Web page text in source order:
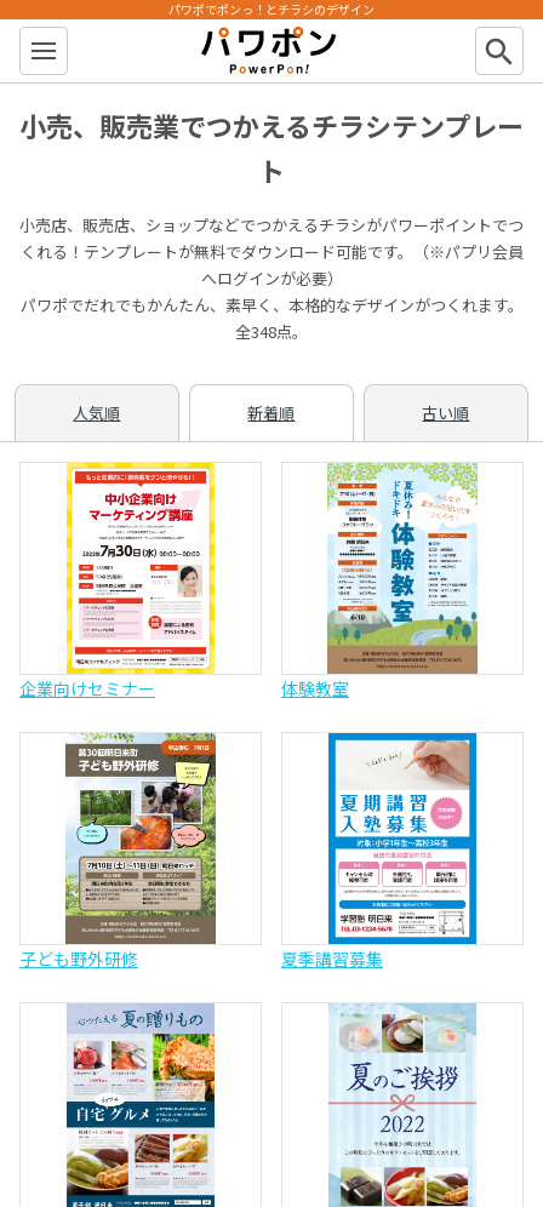
パワポン
パワポでポンっ！とチラシのデザイン
search
小売、販売業でつかえるチラシテンプレー
ト
小売店、販売店、ショップなどでつかえるチラシがパワーポイントでつ
くれる！テンプレートが無料でダウンロード可能です。（※パプリ会員
へログインが必要）
パワポでだれでもかんたん、素早く、本格的なデザインがつくれます。
全348点。
人気順 新着順 古い順
企業向けセミナー 体験教室
子ども野外研修 夏季講習募集